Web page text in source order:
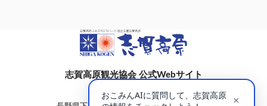
志賀高原観光協会 公式Webサイト
〒381-0401